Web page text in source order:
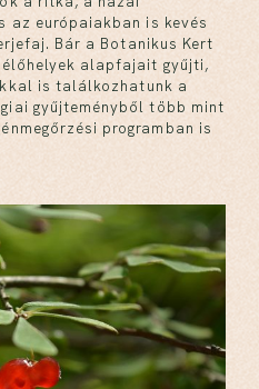
az európaiakban is kevés
Bár a Botanikus Kert
alapfajait gyűjti,
is találkozhatunk a
gyűjteményből több mint
programban is